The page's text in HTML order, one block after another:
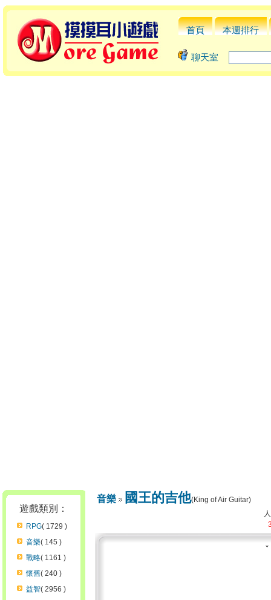
首頁 本週排行
聊天室
遊戲類別：
RPG( 1729 )
音樂( 145 )
戰略( 1161 )
懷舊( 240 )
益智( 2956 )
音樂 國王的吉他(King of Air Guitar)